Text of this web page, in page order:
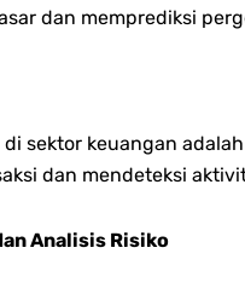
dan memprediksi
sektor keuangan
dan mendeteksi
Analisis Risiko